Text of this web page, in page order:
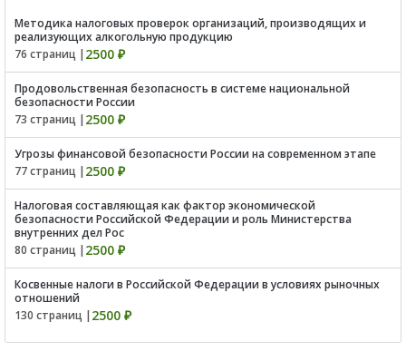
Методика налоговых проверок организаций, производящих и
реализующих алкогольную продукцию
76 страниц | 2500 ₽
Продовольственная безопасность в системе национальной
безопасности России
73 страниц | 2500 ₽
Угрозы финансовой безопасности России на современном этапе
77 страниц | 2500 ₽
Налоговая составляющая как фактор экономической
безопасности Российской Федерации и роль Министерства
внутренних дел Рос
80 страниц | 2500 ₽
Косвенные налоги в Российской Федерации в условиях рыночных
отношений
130 страниц | 2500 ₽